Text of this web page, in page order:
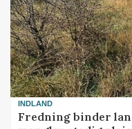
INDLAND
Fredning binder